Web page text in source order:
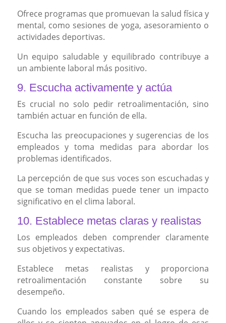
Ofrece programas que promuevan la salud física y
mental, como sesiones de yoga, asesoramiento o
actividades deportivas.
Un equipo saludable y equilibrado contribuye a
un ambiente laboral más positivo.
9. Escucha activamente y actúa
Es crucial no solo pedir retroalimentación, sino
también actuar en función de ella.
Escucha las preocupaciones y sugerencias de los
empleados y toma medidas para abordar los
problemas identificados.
La percepción de que sus voces son escuchadas y
que se toman medidas puede tener un impacto
significativo en el clima laboral.
10. Establece metas claras y realistas
Los empleados deben comprender claramente
sus objetivos y expectativas.
Establece metas realistas y proporciona
retroalimentación constante sobre su
desempeño.
Cuando los empleados saben qué se espera de